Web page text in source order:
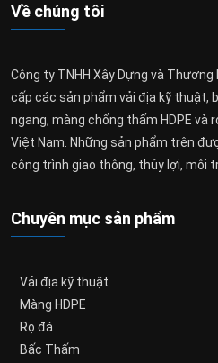
Về chúng tôi
Công ty TNHH Xây Dựng và
cấp các sản phẩm vải địa kỹ thuật,
ngang, màng chống thấm HDPE và
Việt Nam. Những sản phẩm trên
công trình giao thông, thủy lợi, môi
Chuyên mục sản phẩm
Vải địa kỹ thuật
Màng HDPE
Rọ đá
Bấc Thấm